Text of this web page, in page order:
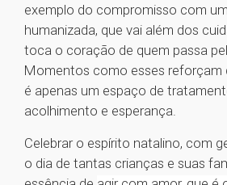
exemplo do compromisso com
humanizada, que vai além dos
toca o coração de quem passa
Momentos como esses reforçam
é apenas um espaço de
acolhimento e esperança.
Celebrar o espírito natalino, com
o dia de tantas crianças e suas